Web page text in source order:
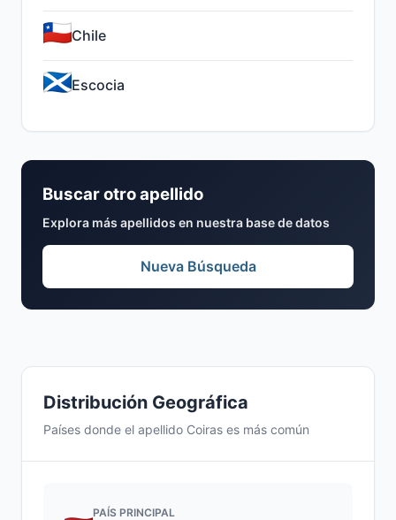
Distribución Geográfica
Países donde el apellido Coiras es más común
PAÍS PRINCIPAL
Chile
Escocia
Buscar otro apellido
Explora más apellidos en nuestra base de datos
Nueva Búsqueda